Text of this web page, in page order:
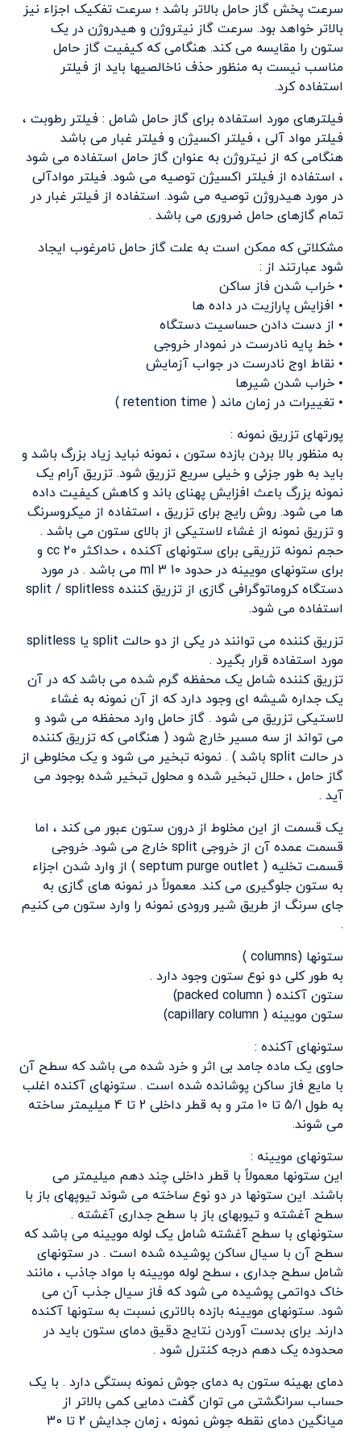
سرعت پخش گاز حامل بالاتر باشد ؛ سرعت تفکیک اجزاء نیز
بالاتر خواهد بود. سرعت گاز نیتروژن و هیدروژن در یک
ستون را مقایسه می کند. هنگامی که کیفیت گاز حامل
مناسب نیست به منظور حذف ناخالصیها باید از فیلتر
استفاده کرد.
فیلترهای مورد استفاده برای گاز حامل شامل : فیلتر رطوبت ،
فیلتر مواد آلی ، فیلتر اکسیژن و فیلتر غبار می باشد
هنگامی که از نیتروژن به عنوان گاز حامل استفاده می شود
، استفاده از فیلتر اکسیژن توصیه می شود. فیلتر موادآلی
در مورد هیدروژن توصیه می شود. استفاده از فیلتر غبار در
تمام گازهای حامل ضروری می باشد .
مشکلاتی که ممکن است به علت گاز حامل نامرغوب ایجاد
شود عبارتند از :
• خراب شدن فاز ساکن
• افزایش پارازیت در داده ها
• از دست دادن حساسیت دستگاه
• خط پایه نادرست در نمودار خروجی
• نقاط اوج نادرست در جواب آزمایش
• خراب شدن شیرها
• تغییرات در زمان ماند ( retention time )
پورتهای تزریق نمونه :
به منظور بالا بردن بازده ستون ، نمونه نباید زیاد بزرگ باشد و
باید به طور جزئی و خیلی سریع تزریق شود. تزریق آرام یک
نمونه بزرگ باعث افزایش پهنای باند و کاهش کیفیت داده
ها می شود. روش رایج برای تزریق ، استفاده از میکروسرنگ
و تزریق نمونه از غشاء لاستیکی از بالای ستون می باشد .
حجم نمونه تزریقی برای ستونهای آکنده ، حداکثر cc 20 و
برای ستونهای مویینه در حدود ml 3 10 می باشد . در مورد
دستگاه کروماتوگرافی گازی از تزریق کننده split / splitless
استفاده می شود.
تزریق کننده می توانند در یکی از دو حالت split یا splitless
مورد استفاده قرار بگیرد .
تزریق کننده شامل یک محفظه گرم شده می باشد که در آن
یک جداره شیشه ای وجود دارد که از آن نمونه به غشاء
لاستیکی تزریق می شود . گاز حامل وارد محفظه می شود و
می تواند از سه مسیر خارج شود ( هنگامی که تزریق کننده
در حالت split باشد ) . نمونه تبخیر می شود و یک مخلوطی از
گاز حامل ، حلال تبخیر شده و محلول تبخیر شده بوجود می
آید .
یک قسمت از این مخلوط از درون ستون عبور می کند ، اما
قسمت عمده آن از خروجی split خارج می شود. خروجی
قسمت تخلیه ( septum purge outlet ) از وارد شدن اجزاء
به ستون جلوگیری می کند. معمولاً در نمونه های گازی به
جای سرنگ از طریق شیر ورودی نمونه را وارد ستون می کنیم
.
ستونها (columns )
به طور کلی دو نوع ستون وجود دارد .
ستون آکنده ( packed column)
ستون مویینه ( capillary column)
ستونهای آکنده :
حاوی یک ماده جامد بی اثر و خرد شده می باشد که سطح آن
با مایع فاز ساکن پوشانده شده است . ستونهای آکنده اغلب
به طول 5/1 تا 10 متر و به قطر داخلی 2 تا 4 میلیمتر ساخته
می شوند.
ستونهای مویینه :
این ستونها معمولاً با قطر داخلی چند دهم میلیمتر می
باشند. این ستونها در دو نوع ساخته می شوند تیوپهای باز با
سطح آغشته و تیوبهای باز با سطح جداری آغشته .
ستونهای با سطح آغشته شامل یک لوله مویینه می باشد که
سطح آن با سیال ساکن پوشیده شده است . در ستونهای
شامل سطح جداری ، سطح لوله مویینه با مواد جاذب ، مانند
خاک دواتمی پوشیده می شود که فاز سیال جذب آن می
شود. ستونهای مویینه بازده بالاتری نسبت به ستونها آکنده
دارند. برای بدست آوردن نتایج دقیق دمای ستون باید در
محدوده یک دهم درجه کنترل شود .
دمای بهینه ستون به دمای جوش نمونه بستگی دارد . با یک
حساب سرانگشتی می توان گفت دمایی کمی بالاتر از
میانگین دمای نقطه جوش نمونه ، زمان جدایش 2 تا 30